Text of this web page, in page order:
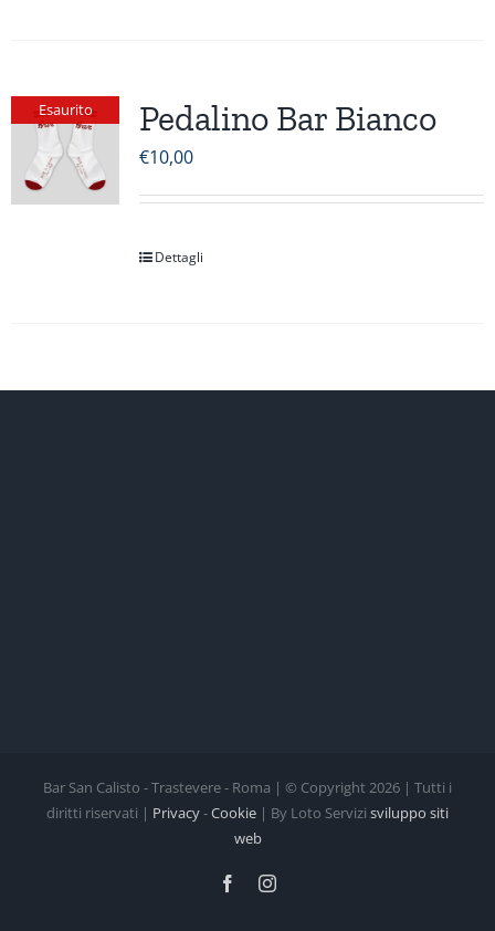
Esaurito Pedalino Bar Bianco
€10,00
Dettagli
Bar San Calisto - Trastevere - Roma | © Copyright 2026 | Tutti i
diritti riservati | Privacy-Cookie | By Loto Servizi sviluppo siti
web
FacebookInstagram